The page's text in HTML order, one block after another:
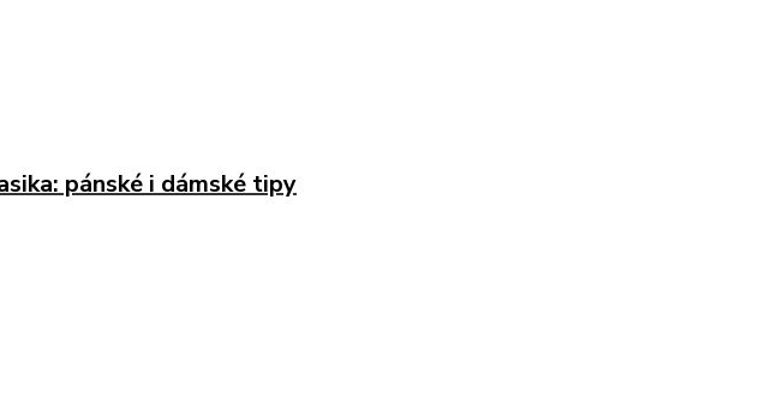
pánské i dámské tipy